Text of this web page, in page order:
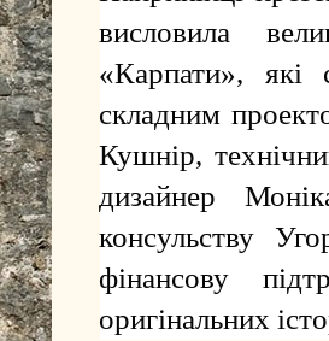
висловила
«Карпати», які
складним
Кушнір,
дизайнер
консульству
фінансову
оригінальних